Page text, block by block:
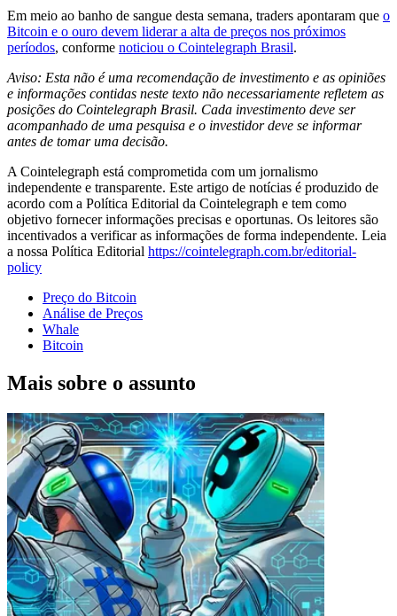
Em meio ao banho de sangue desta semana, traders apontaram que o
Bitcoin e o ouro devem liderar a alta de preços nos próximos
períodos, conforme noticiou o Cointelegraph Brasil.
Aviso: Esta não é uma recomendação de investimento e as opiniões
e informações contidas neste texto não necessariamente refletem as
posições do Cointelegraph Brasil. Cada investimento deve ser
acompanhado de uma pesquisa e o investidor deve se informar
antes de tomar uma decisão.
A Cointelegraph está comprometida com um jornalismo
independente e transparente. Este artigo de notícias é produzido de
acordo com a Política Editorial da Cointelegraph e tem como
objetivo fornecer informações precisas e oportunas. Os leitores são
incentivados a verificar as informações de forma independente. Leia
a nossa Política Editorial https://cointelegraph.com.br/editorial-
policy
Preço do Bitcoin
Análise de Preços
Whale
Bitcoin
Mais sobre o assunto